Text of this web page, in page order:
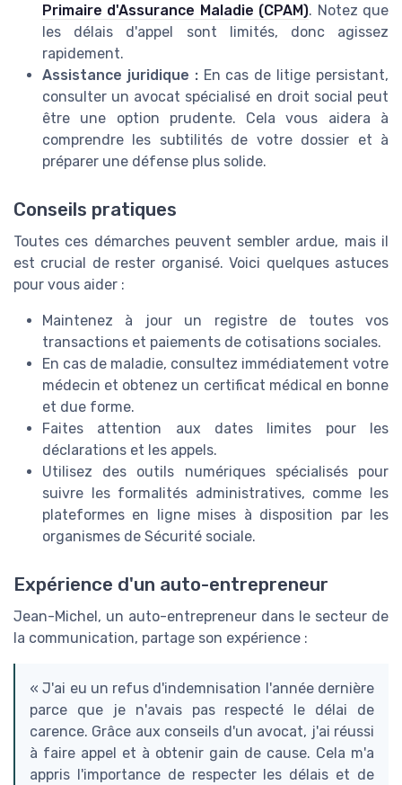
Primaire d'Assurance Maladie (CPAM). Notez que
les délais d'appel sont limités, donc agissez
rapidement.
Assistance juridique :En cas de litige persistant,
consulter un avocat spécialisé en droit social peut
être une option prudente. Cela vous aidera à
comprendre les subtilités de votre dossier et à
préparer une défense plus solide.
Conseils pratiques
Toutes ces démarches peuvent sembler ardue, mais il
est crucial de rester organisé. Voici quelques astuces
pour vous aider :
Maintenez à jour un registre de toutes vos
transactions et paiements de cotisations sociales.
En cas de maladie, consultez immédiatement votre
médecin et obtenez un certificat médical en bonne
et due forme.
Faites attention aux dates limites pour les
déclarations et les appels.
Utilisez des outils numériques spécialisés pour
suivre les formalités administratives, comme les
plateformes en ligne mises à disposition par les
organismes de Sécurité sociale.
Expérience d'un auto-entrepreneur
Jean-Michel, un auto-entrepreneur dans le secteur de
la communication, partage son expérience :
« J'ai eu un refus d'indemnisation l'année dernière
parce que je n'avais pas respecté le délai de
carence. Grâce aux conseils d'un avocat, j'ai réussi
à faire appel et à obtenir gain de cause. Cela m'a
appris l'importance de respecter les délais et de